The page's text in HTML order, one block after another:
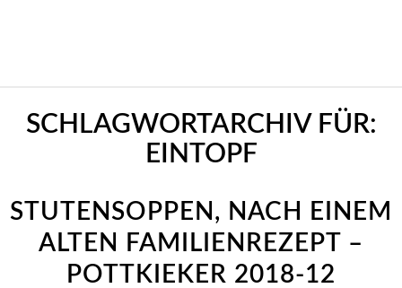
SCHLAGWORTARCHIV FÜR:
EINTOPF
STUTENSOPPEN, NACH EINEM
ALTEN FAMILIENREZEPT –
POTTKIEKER 2018-12